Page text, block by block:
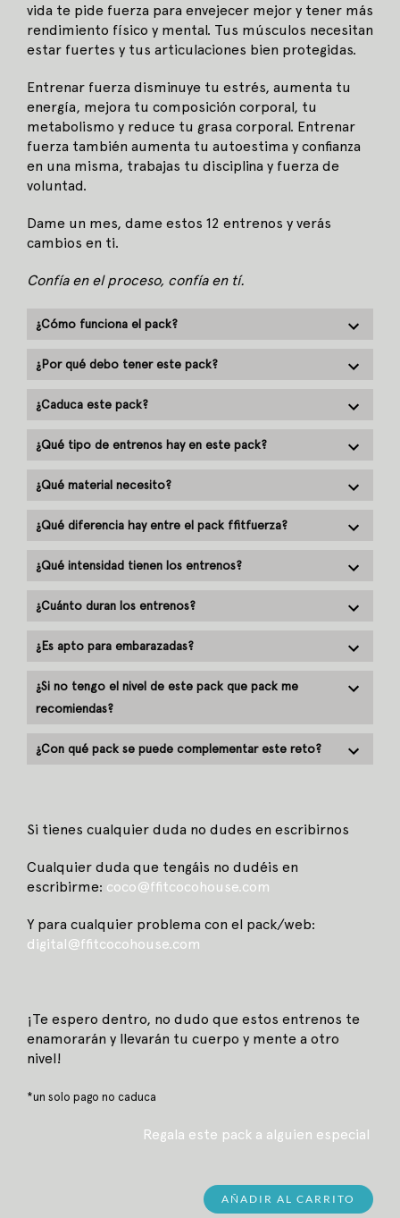
vida te pide fuerza para envejecer mejor y tener más
rendimiento físico y mental. Tus músculos necesitan
estar fuertes y tus articulaciones bien protegidas.
Entrenar fuerza disminuye tu estrés, aumenta tu
energía, mejora tu composición corporal, tu
metabolismo y reduce tu grasa corporal. Entrenar
fuerza también aumenta tu autoestima y confianza
en una misma, trabajas tu disciplina y fuerza de
voluntad.
Dame un mes, dame estos 12 entrenos y verás
cambios en ti.
Confía en el proceso, confía en tí.
¿Cómo funciona el pack?
¿Por qué debo tener este pack?
¿Caduca este pack?
¿Qué tipo de entrenos hay en este pack?
¿Qué material necesito?
¿Qué diferencia hay entre el pack ffitfuerza?
¿Qué intensidad tienen los entrenos?
¿Cuánto duran los entrenos?
¿Es apto para embarazadas?
¿Si no tengo el nivel de este pack que pack me
recomiendas?
¿Con qué pack se puede complementar este reto?
Si tienes cualquier duda no dudes en escribirnos
Cualquier duda que tengáis no dudéis en
escribirme: coco@ffitcocohouse.com
Y para cualquier problema con el pack/web:
digital@ffitcocohouse.com
¡Te espero dentro, no dudo que estos entrenos te
enamorarán y llevarán tu cuerpo y mente a otro
nivel!
*un solo pago no caduca
Regala este pack a alguien especial
AÑADIR AL CARRITO